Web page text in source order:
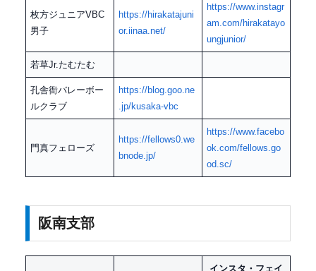
枚方ジュニアVBC
男子
https://hirakatajuni
or.iinaa.net/
https://www.instagr
am.com/hirakatayo
ungjunior/
若草Jr.たむたむ
孔舎衙バレーボー
ルクラブ
https://blog.goo.ne
.jp/kusaka-vbc
門真フェローズ
https://fellows0.we
bnode.jp/
https://www.facebo
ok.com/fellows.go
od.sc/
阪南支部
インスタ・フェイ